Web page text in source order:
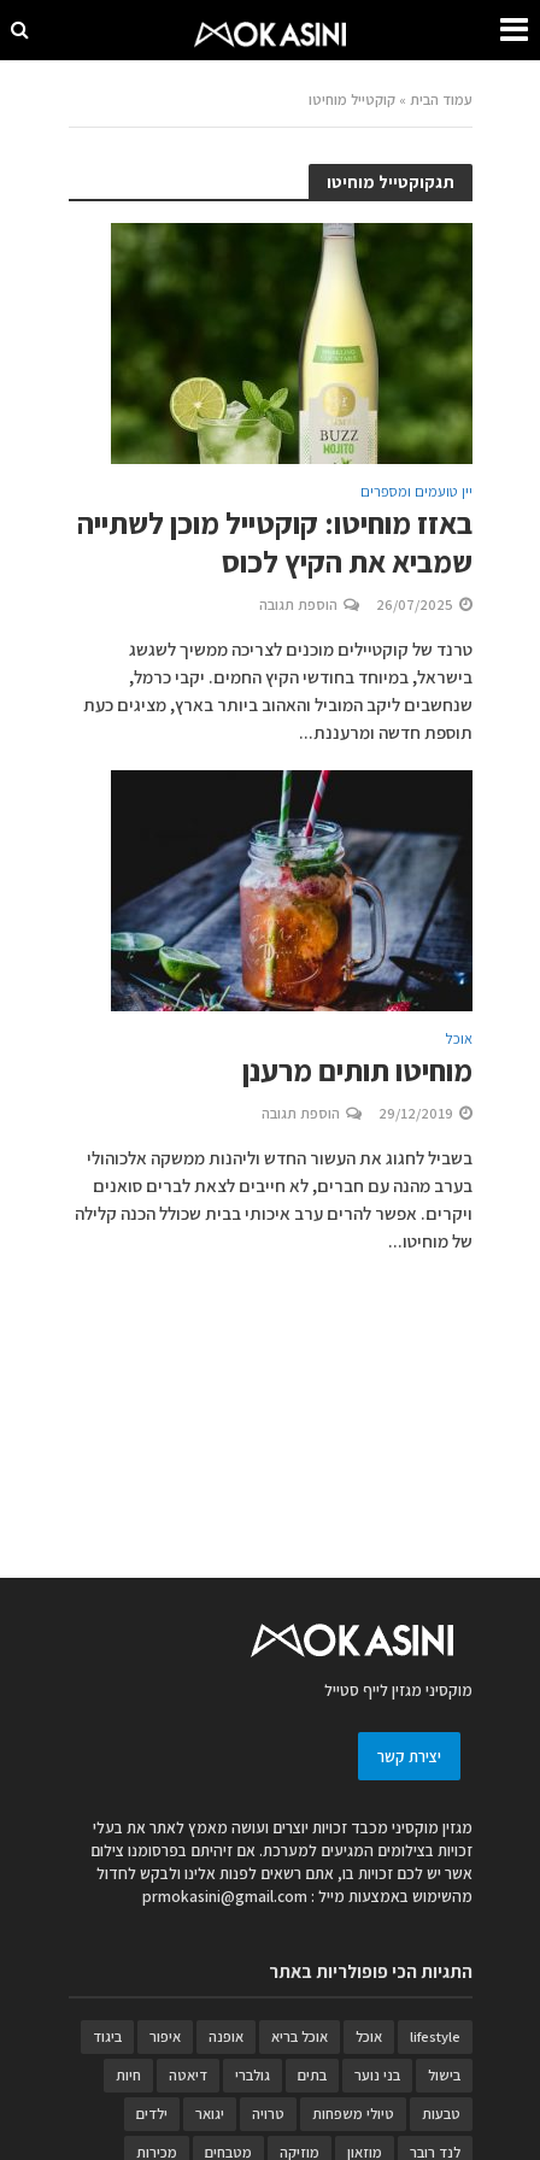
עמוד הבית »קוקטייל מוחיטו
תגקוקטייל מוחיטו
יין טועמים ומספרים
באזז מוחיטו: קוקטייל מוכן לשתייה
שמביא את הקיץ לכוס
26/07/2025 הוספת תגובה
טרנד של קוקטיילים מוכנים לצריכה ממשיך לשגשג
בישראל, במיוחד בחודשי הקיץ החמים. יקבי כרמל,
שנחשבים ליקב המוביל והאהוב ביותר בארץ, מציגים כעת
תוספת חדשה ומרעננת...
אוכל
מוחיטו תותים מרענן
29/12/2019 הוספת תגובה
בשביל לחגוג את העשור החדש וליהנות ממשקה אלכוהולי
בערב מהנה עם חברים, לא חייבים לצאת לברים סואנים
ויקרים. אפשר להרים ערב איכותי בבית שכולל הכנה קלילה
של מוחיטו...
מוקסיני מגזין לייף סטייל
יצירת קשר
מגזין מוקסיני מכבד זכויות יוצרים ועושה מאמץ לאתר את בעלי
זכויות בצילומים המגיעים למערכת. אם זיהיתם בפרסומנו צילום
אשר יש לכם זכויות בו, אתם רשאים לפנות אלינו ולבקש לחדול
מהשימוש באמצעות מייל : prmokasini@gmail.com
התגיות הכי פופולריות באתר
lifestyle אוכל אוכל בריא אופנה איפור
ביגוד
בישול
בני נוער בתים גולברי דיאטה
חיות
טבעות
טיולי משפחות טרויה יגואר
ילדים
לנד רובר
מוזאון מוזיקה מטבחים מכירות